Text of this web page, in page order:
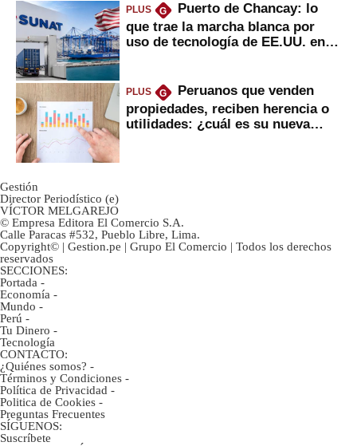
PLUS G
Puerto de Chancay: lo
que trae la marcha blanca por
uso de tecnología de EE.UU. en
PLUS G
Peruanos que venden
propiedades, reciben herencia o
utilidades: ¿cuál es su nueva
Gestión
Director Periodístico (e)
VÍCTOR MELGAREJO
© Empresa Editora El Comercio S.A.
Calle Paracas #532, Pueblo Libre, Lima.
Copyright© | Gestion.pe | Grupo El Comercio | Todos los derechos
reservados
SECCIONES:
Portada -
Economía -
Mundo -
Perú -
Tu Dinero -
Tecnología
CONTACTO:
¿Quiénes somos? -
Términos y Condiciones -
Política de Privacidad -
Politica de Cookies -
Preguntas Frecuentes
SÍGUENOS:
Suscríbete